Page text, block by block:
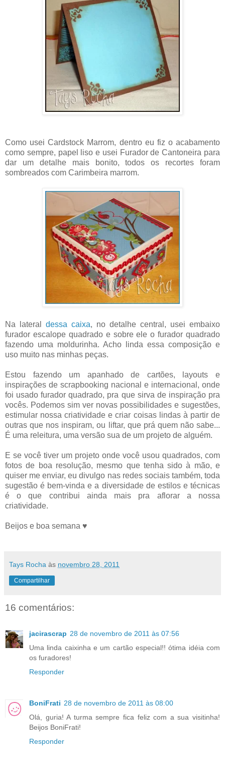
Como usei Cardstock Marrom, dentro eu fiz o acabamento
como sempre, papel liso e usei Furador de Cantoneira para
dar um detalhe mais bonito, todos os recortes foram
sombreados com Carimbeira marrom.
Na lateral dessa caixa, no detalhe central, usei embaixo
furador escalope quadrado e sobre ele o furador quadrado
fazendo uma moldurinha. Acho linda essa composição e
uso muito nas minhas peças.
Estou fazendo um apanhado de cartões, layouts e
inspirações de scrapbooking nacional e internacional, onde
foi usado furador quadrado, pra que sirva de inspiração pra
vocês. Podemos sim ver novas possibilidades e sugestões,
estimular nossa criatividade e criar coisas lindas à partir de
outras que nos inspiram, ou liftar, que prá quem não sabe...
É uma releitura, uma versão sua de um projeto de alguém.
E se você tiver um projeto onde você usou quadrados, com
fotos de boa resolução, mesmo que tenha sido à mão, e
quiser me enviar, eu divulgo nas redes sociais também, toda
sugestão é bem-vinda e a diversidade de estilos e técnicas
é o que contribui ainda mais pra aflorar a nossa
criatividade.
Beijos e boa semana ♥
Tays Rocha às novembro 28, 2011
Compartilhar
16 comentários:
jacirascrap 28 de novembro de 2011 às 07:56
Uma linda caixinha e um cartão especial!! ótima idéia com
os furadores!
Responder
BoniFrati 28 de novembro de 2011 às 08:00
Olá, guria! A turma sempre fica feliz com a sua visitinha!
Beijos BoniFrati!
Responder